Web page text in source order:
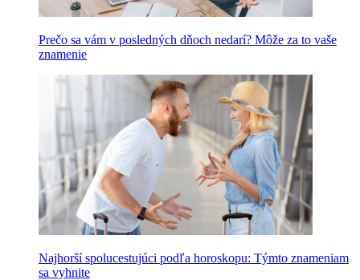
Prečo sa vám v posledných dňoch nedarí? Môže za to vaše
znamenie
Najhorší spolucestujúci podľa horoskopu: Týmto znameniam
sa vyhnite